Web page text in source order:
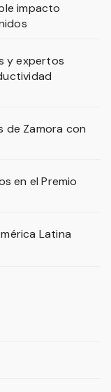
impacto
y expertos
de Zamora con
en el Premio
Latina